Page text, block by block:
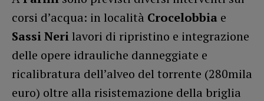
corsi d’acqua: in località Crocelobbia e
Sassi Nerilavori di ripristino e integrazione
delle opere idrauliche danneggiate e
ricalibratura dell’alveo del torrente (280mila
euro) oltre alla risistemazione della briglia